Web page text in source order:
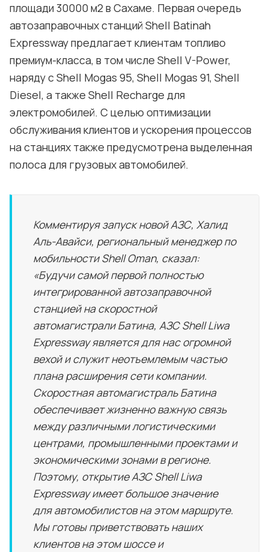
площади 30000 м2 в Сахаме. Первая очередь
автозаправочных станций Shell Batinah
Expressway предлагает клиентам топливо
премиум-класса, в том числе Shell V-Power,
наряду с Shell Mogas 95, Shell Mogas 91, Shell
Diesel, а также Shell Recharge для
электромобилей. С целью оптимизации
обслуживания клиентов и ускорения процессов
на станциях также предусмотрена выделенная
полоса для грузовых автомобилей.
Комментируя запуск новой АЗС, Халид
Аль-Авайси, региональный менеджер по
мобильности Shell Oman, сказал:
«Будучи самой первой полностью
интегрированной автозаправочной
станцией на скоростной
автомагистрали Батина, АЗС Shell Liwa
Expressway является для нас огромной
вехой и служит неотъемлемым частью
плана расширения сети компании.
Скоростная автомагистраль Батина
обеспечивает жизненно важную связь
между различными логистическими
центрами, промышленными проектами и
экономическими зонами в регионе.
Поэтому, открытие АЗС Shell Liwa
Expressway имеет большое значение
для автомобилистов на этом маршруте.
Мы готовы приветствовать наших
клиентов на этом шоссе и